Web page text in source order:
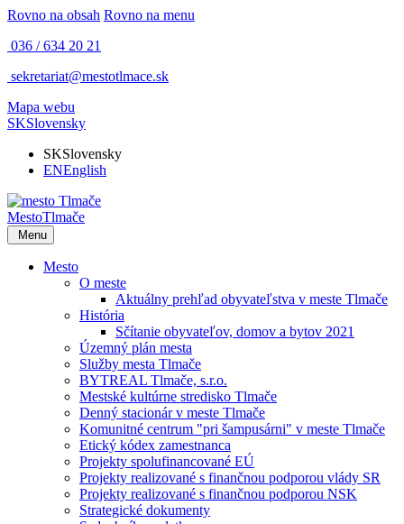
Rovno na obsah Rovno na menu
036 / 634 20 21
sekretariat@mestotlmace.sk
Mapa webu
SKSlovensky
SKSlovensky
ENEnglish
MestoTlmače
Menu
Mesto
O meste
Aktuálny prehľad obyvateľstva v meste Tlmače
História
Sčítanie obyvateľov, domov a bytov 2021
Územný plán mesta
Služby mesta Tlmače
BYTREAL Tlmače, s.r.o.
Mestské kultúrne stredisko Tlmače
Denný stacionár v meste Tlmače
Komunitné centrum "pri šampusárni" v meste Tlmače
Etický kódex zamestnanca
Projekty spolufinancované EÚ
Projekty realizované s finančnou podporou vlády SR
Projekty realizované s finančnou podporou NSK
Strategické dokumenty